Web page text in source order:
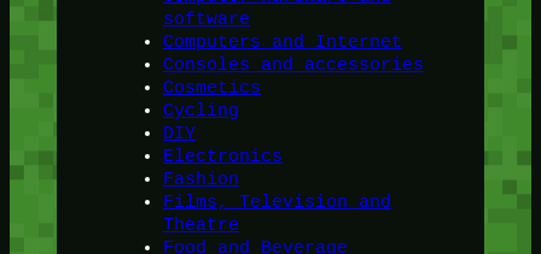
software
Computers and Internet
Consoles and accessories
Cosmetics
Cycling
DIY
Electronics
Fashion
Films, Television and
Theatre
Food and Beverage